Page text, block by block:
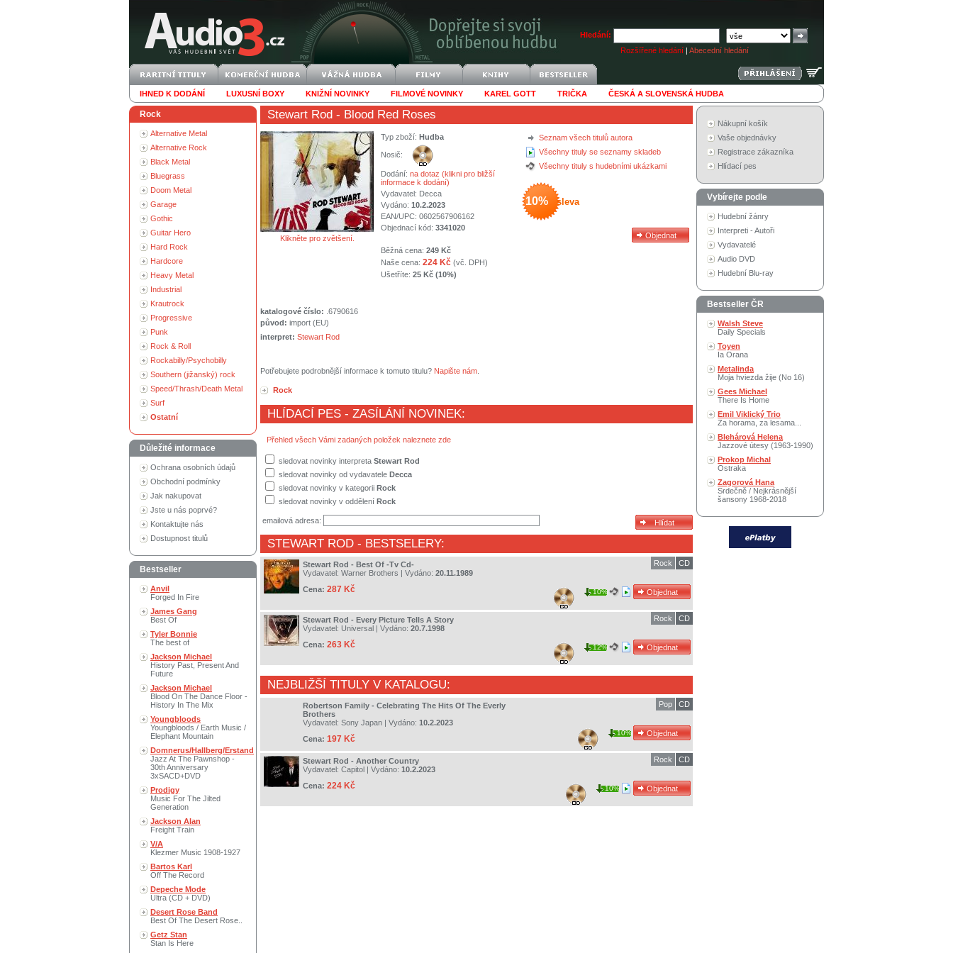
Hledání:
Rozšířené hledání | Abecední hledání
IHNED K DODÁNÍ LUXUSNÍ BOXY KNIŽNÍ NOVINKY FILMOVÉ NOVINKY KAREL GOTT TRIČKA ČESKÁ A SLOVENSKÁ HUDBA
Rock
Alternative Metal
Alternative Rock
Black Metal
Bluegrass
Doom Metal
Garage
Gothic
Guitar Hero
Hard Rock
Hardcore
Heavy Metal
Industrial
Krautrock
Progressive
Punk
Rock & Roll
Rockabilly/Psychobilly
Southern (jižanský) rock
Speed/Thrash/Death Metal
Surf
Ostatní
Důležité informace
Ochrana osobních údajů
Obchodní podmínky
Jak nakupovat
Jste u nás poprvé?
Kontaktujte nás
Dostupnost titulů
Bestseller
Anvil
Forged In Fire
James Gang
Best Of
Tyler Bonnie
The best of
Jackson Michael
History Past, Present And
Future
Jackson Michael
Blood On The Dance Floor -
History In The Mix
Youngbloods
Youngbloods / Earth Music /
Elephant Mountain
Domnerus/Hallberg/Erstand
Jazz At The Pawnshop -
30th Anniversary
3xSACD+DVD
Prodigy
Music For The Jilted
Generation
Jackson Alan
Freight Train
V/A
Klezmer Music 1908-1927
Bartos Karl
Off The Record
Depeche Mode
Ultra (CD + DVD)
Desert Rose Band
Best Of The Desert Rose..
Getz Stan
Stan Is Here
Stewart Rod - Blood Red Roses
Klikněte pro zvětšení.
Seznam všech titulů autora
Všechny tituly se seznamy skladeb
Všechny tituly s hudebními ukázkami
10% sleva
Typ zboží: Hudba
Nosič:
Dodání: na dotaz (klikni pro bližší
informace k dodání)
Vydavatel: Decca
Vydáno: 10.2.2023
EAN/UPC: 0602567906162
Objednací kód: 3341020
Běžná cena: 249 Kč
Naše cena: 224 Kč (vč. DPH)
Ušetříte: 25 Kč (10%)
katalogové číslo: .6790616
původ: import (EU)
interpret: Stewart Rod
Potřebujete podrobnější informace k tomuto titulu? Napište nám
Rock
HLÍDACÍ PES - ZASÍLÁNÍ NOVINEK:
Přehled všech Vámi zadaných položek naleznete zde
sledovat novinky interpreta Stewart Rod
sledovat novinky od vydavatele Decca
sledovat novinky v kategorii Rock
sledovat novinky v oddělení Rock
emailová adresa:
STEWART ROD - BESTSELERY:
Stewart Rod - Best Of -Tv Cd-
Vydavatel: Warner Brothers | Vydáno: 20.11.1989
Cena: 287 Kč
CD
Rock
10%
Stewart Rod - Every Picture Tells A Story
Vydavatel: Universal | Vydáno: 20.7.1998
Cena: 263 Kč
CD
Rock
12%
NEJBLIŽŠÍ TITULY V KATALOGU:
Robertson Family - Celebrating The Hits Of The Everly
Brothers
Vydavatel: Sony Japan | Vydáno: 10.2.2023
Cena: 197 Kč
CD
Pop
10%
Stewart Rod - Another Country
Vydavatel: Capitol | Vydáno: 10.2.2023
Cena: 224 Kč
CD
Rock
10%
Nákupní košík
Vaše objednávky
Registrace zákazníka
Hlídací pes
Vybírejte podle
Hudební žánry
Interpreti - Autoři
Vydavatelé
Audio DVD
Hudební Blu-ray
Bestseller ČR
Walsh Steve
Daily Specials
Toyen
Ia Orana
Metalinda
Moja hviezda žije (No 16)
Gees Michael
There Is Home
Emil Viklický Trio
Za horama, za lesama...
Blehárová Helena
Jazzové útesy (1963-1990)
Prokop Michal
Ostraka
Zagorová Hana
Srdečně / Nejkrásnější
šansony 1968-2018